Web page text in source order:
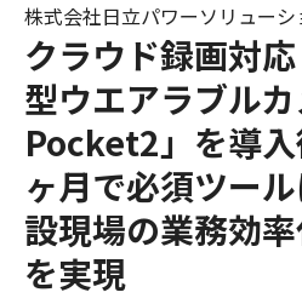
クラウド録画対
型ウエアラブル
Pocket2」を導
ヶ月で必須ツー
設現場の業務効
を実現
株式会社日立パワーソリューシ